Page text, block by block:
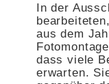
In der
aus dem
dass viele
erwarten.